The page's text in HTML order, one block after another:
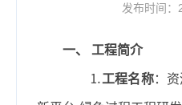
发布时间
一、 工程简介
⒈工程名称：资